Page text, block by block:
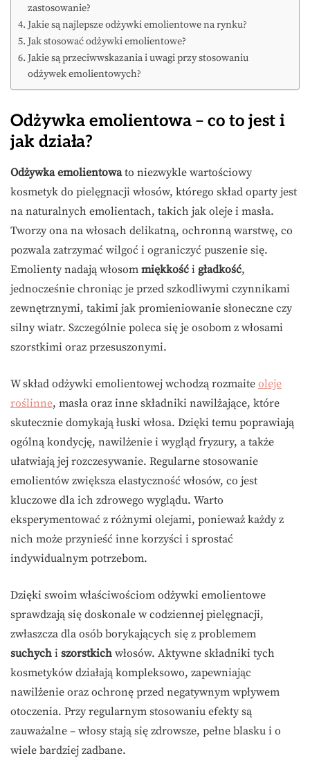
zastosowanie?
Jakie są najlepsze odżywki emolientowe na rynku?
Jak stosować odżywki emolientowe?
Jakie są przeciwwskazania i uwagi przy stosowaniu
odżywek emolientowych?
Odżywka emolientowa – co to jest i
jak działa?
Odżywka emolientowato niezwykle wartościowy
kosmetyk do pielęgnacji włosów, którego skład oparty jest
na naturalnych emolientach, takich jak oleje i masła.
Tworzy ona na włosach delikatną, ochronną warstwę, co
pozwala zatrzymać wilgoć i ograniczyć puszenie się.
Emolienty nadają włosom miękkość i gładkość,
jednocześnie chroniąc je przed szkodliwymi czynnikami
zewnętrznymi, takimi jak promieniowanie słoneczne czy
silny wiatr. Szczególnie poleca się je osobom z włosami
szorstkimi oraz przesuszonymi.
W skład odżywki emolientowej wchodzą rozmaite oleje
roślinne, masła oraz inne składniki nawilżające, które
skutecznie domykają łuski włosa. Dzięki temu poprawiają
ogólną kondycję, nawilżenie i wygląd fryzury, a także
ułatwiają jej rozczesywanie. Regularne stosowanie
emolientów zwiększa elastyczność włosów, co jest
kluczowe dla ich zdrowego wyglądu. Warto
eksperymentować z różnymi olejami, ponieważ każdy z
nich może przynieść inne korzyści i sprostać
indywidualnym potrzebom.
Dzięki swoim właściwościom odżywki emolientowe
sprawdzają się doskonale w codziennej pielęgnacji,
zwłaszcza dla osób borykających się z problemem
suchych i szorstkich włosów. Aktywne składniki tych
kosmetyków działają kompleksowo, zapewniając
nawilżenie oraz ochronę przed negatywnym wpływem
otoczenia. Przy regularnym stosowaniu efekty są
zauważalne – włosy stają się zdrowsze, pełne blasku i o
wiele bardziej zadbane.